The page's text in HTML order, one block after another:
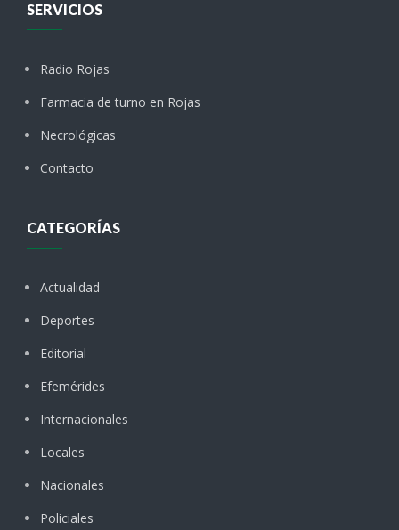
SERVICIOS
Radio Rojas
Farmacia de turno en Rojas
Necrológicas
Contacto
CATEGORÍAS
Actualidad
Deportes
Editorial
Efemérides
Internacionales
Locales
Nacionales
Policiales